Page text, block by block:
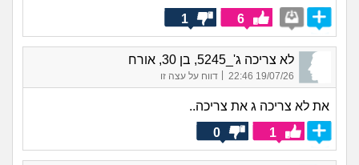
6
1
לא צריכה ג'_5245, בן 30, אורח
19/07/26 22:46
| דווח על עצה זו
את לא צריכה ג את צריכה..
1
0